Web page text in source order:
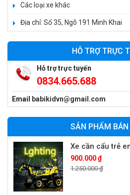
Các loại xe khác
Địa chỉ: Số 35, Ngõ 191 Minh Khai
HỖ TRỢ TRỰC
Hỗ trợ trực tuyến
0834.665.688
Email babikidvn@gmail.com
SẢN PHẨM
550.000 ₫
Xe máy điện trẻ
950.000 ₫
1.250.000 ₫
Xe cần cẩu trẻ
900.000 ₫
1.250.000 ₫
Xe máy điện trẻ